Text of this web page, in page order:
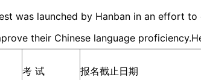
was launched by Hanban in an effort
their Chinese language
考 试 报名截止日期